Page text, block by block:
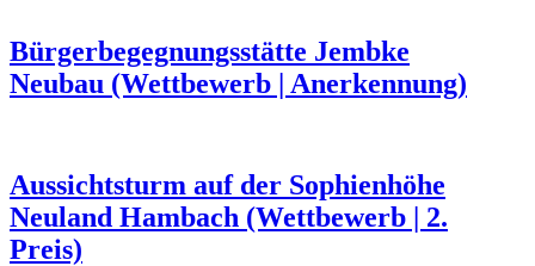
Bürgerbegegnungsstätte Jembke
Neubau (Wettbewerb | Anerkennung)
Aussichtsturm auf der Sophienhöhe
Neuland Hambach (Wettbewerb | 2.
Preis)